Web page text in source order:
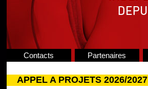
Contacts Partenaires
APPEL A PROJETS 2026/2027